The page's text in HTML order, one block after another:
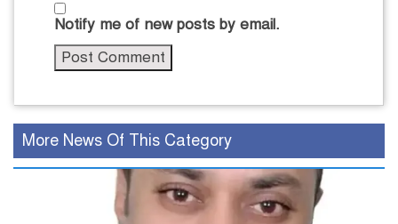
Notify me of new posts by email.
More News Of This Category